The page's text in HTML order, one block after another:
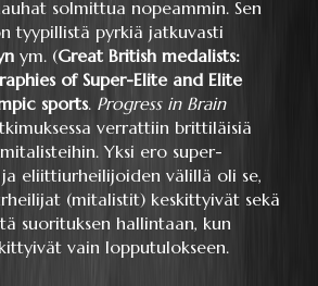
solmittua nopeammin. Sen
tyypillistä pyrkiä jatkuvasti
ym. (Great British medalists:
of Super-Elite and Elite
sports. Progress in Brain
verrattiin brittiläisiä
Yksi ero super-
eliittiurheilijoiden välillä oli se,
(mitalistit) keskittyivät sekä
suorituksen hallintaan, kun
vain lopputulokseen.